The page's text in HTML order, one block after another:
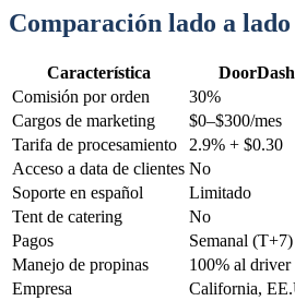
Comparación lado a lado
Característica DoorDash
Comisión por orden
30%
Cargos de marketing
$0–$300/mes
Tarifa de procesamiento
2.9% + $0.30
Acceso a data de clientes No
Soporte en español
Limitado
Tent de catering
No
Pagos
Semanal (T+7)
Manejo de propinas
100% al driver
Empresa
California,